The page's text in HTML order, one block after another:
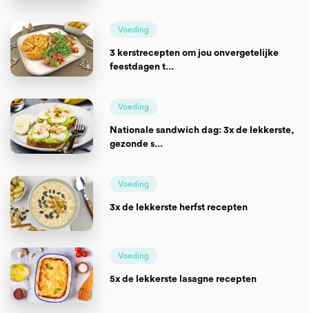
Voeding
3 kerstrecepten om jou onvergetelijke
feestdagen t...
Voeding
Nationale sandwich dag: 3x de lekkerste,
gezonde s...
Voeding
3x de lekkerste herfst recepten
Voeding
5x de lekkerste lasagne recepten